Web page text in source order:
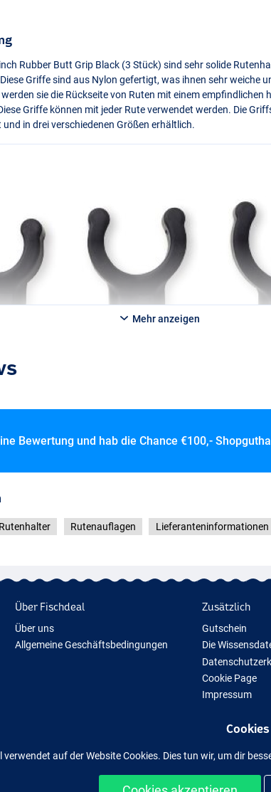
Rubber Butt Grip Black (3 Stück) sind sehr solide
Griffe sind aus Nylon gefertigt, was ihnen sehr weiche
sie die Rückseite von Ruten mit einem empfindlichen
Griffe können mit jeder Rute verwendet werden. Die
in drei verschiedenen Größen erhältlich.
Mehr anzeigen
Bewertung und hab die Chance €100,-
Rutenhalter Rutenauflagen Lieferanteninformationen
Über Fischdeal
Über uns
Allgemeine Geschäftsbedingungen
Zusätzlich
Gutschein
Die
Cookie Page
Impressum
Neue
verwendet auf der Website Cookies. Dies tun wir, um dir